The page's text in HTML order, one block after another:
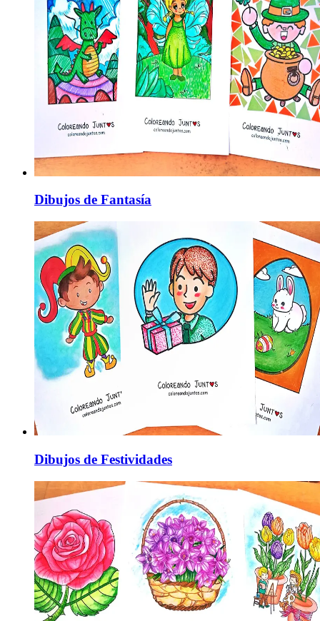
Dibujos de Fantasía
Dibujos de Festividades